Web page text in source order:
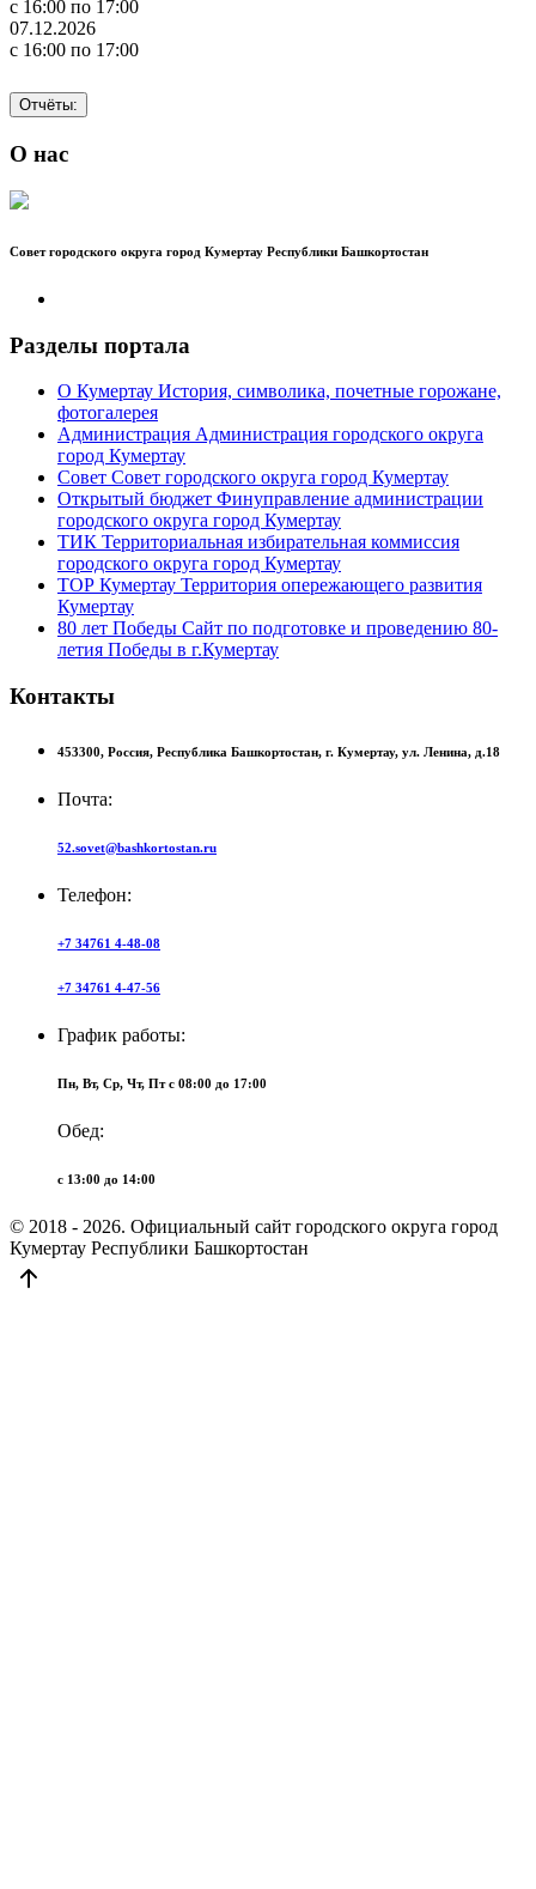
с 16:00 по 17:00
07.12.2026
с 16:00 по 17:00
Отчёты:
О нас
Совет городского округа город Кумертау Республики Башкортостан
Разделы портала
О Кумертау История, символика, почетные горожане,
фотогалерея
Администрация Администрация городского округа
город Кумертау
Совет Совет городского округа город Кумертау
Открытый бюджет Финуправление администрации
городского округа город Кумертау
ТИК Территориальная избирательная коммиссия
городского округа город Кумертау
ТОР Кумертау Территория опережающего развития
Кумертау
80 лет Победы Сайт по подготовке и проведению 80-
летия Победы в г.Кумертау
Контакты
453300, Россия, Республика Башкортостан, г. Кумертау, ул. Ленина, д.18
Почта:
52.sovet@bashkortostan.ru
Телефон:
+7 34761 4-48-08
+7 34761 4-47-56
График работы:
Пн, Вт, Ср, Чт, Пт c 08:00 до 17:00
Обед:
c 13:00 до 14:00
© 2018 - 2026. Официальный сайт городского округа город
Кумертау Республики Башкортостан